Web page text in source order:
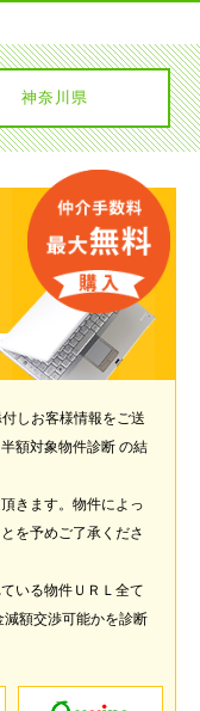
神奈川県
しお客様情報をご送
額対象物件診断 の結
きます。物件によっ
を予めご了承くださ
いる物件ＵＲＬ全て
額交渉可能かを診断